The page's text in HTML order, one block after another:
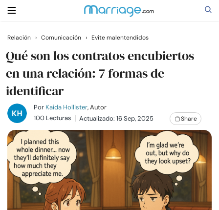
Buscar
Casarse
Relaciones
Familia
Ayuda
Cursos
Relación › Comunicación › Evite malentendidos
Qué son los contratos encubiertos
en una relación: 7 formas de
identificar
Por Kaida Hollister, Autor
100 Lecturas
Actualizado: 16 Sep, 2025 Share